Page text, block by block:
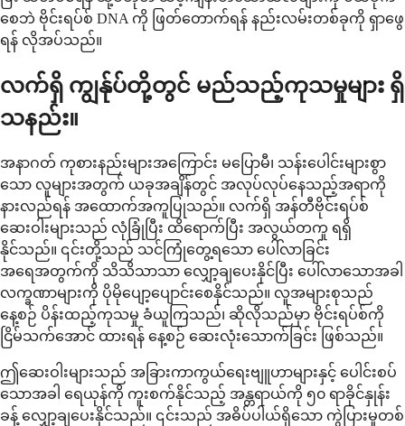
စေဘဲ ဗိုင်းရပ်စ် DNA ကို ဖြတ်တောက်ရန် နည်းလမ်းတစ်ခုကို ရှာဖွေ
ရန် လိုအပ်သည်။
လက်ရှိ ကျွန်ုပ်တို့တွင် မည်သည့်ကုသမှုများ ရှိ
သနည်း။
အနာဂတ် ကုစားနည်းများအကြောင်း မပြောမီ၊ သန်းပေါင်းများစွာ
သော လူများအတွက် ယခုအချိန်တွင် အလုပ်လုပ်နေသည့်အရာကို
နားလည်ရန် အထောက်အကူပြုသည်။ လက်ရှိ အန်တီဗိုင်းရပ်စ်
ဆေးဝါးများသည် လုံခြုံပြီး ထိရောက်ပြီး အလွယ်တကူ ရရှိ
နိုင်သည်။ ၎င်းတို့သည် သင်ကြုံတွေ့ရသော ပေါ်လာခြင်း
အရေအတွက်ကို သိသိသာသာ လျှော့ချပေးနိုင်ပြီး ပေါ်လာသောအခါ
လက္ခဏာများကို ပိုမိုပျော့ပျောင်းစေနိုင်သည်။ လူအများစုသည်
နေ့စဉ် ပိန်းထည့်ကုသမှု ခံယူကြသည်၊ ဆိုလိုသည်မှာ ဗိုင်းရပ်စ်ကို
ငြိမ်သက်အောင် ထားရန် နေ့စဉ် ဆေးလုံးသောက်ခြင်း ဖြစ်သည်။
ဤဆေးဝါးများသည် အခြားကာကွယ်ရေးဗျူဟာများနှင့် ပေါင်းစပ်
သောအခါ ရေယုန်ကို ကူးစက်နိုင်သည့် အန္တရာယ်ကို ၅၀ ရာခိုင်နှုန်း
ခန့် လျှော့ချပေးနိုင်သည်။ ၎င်းသည် အဓိပ်ပါယ်ရှိသော ကွဲပြားမှုတစ်